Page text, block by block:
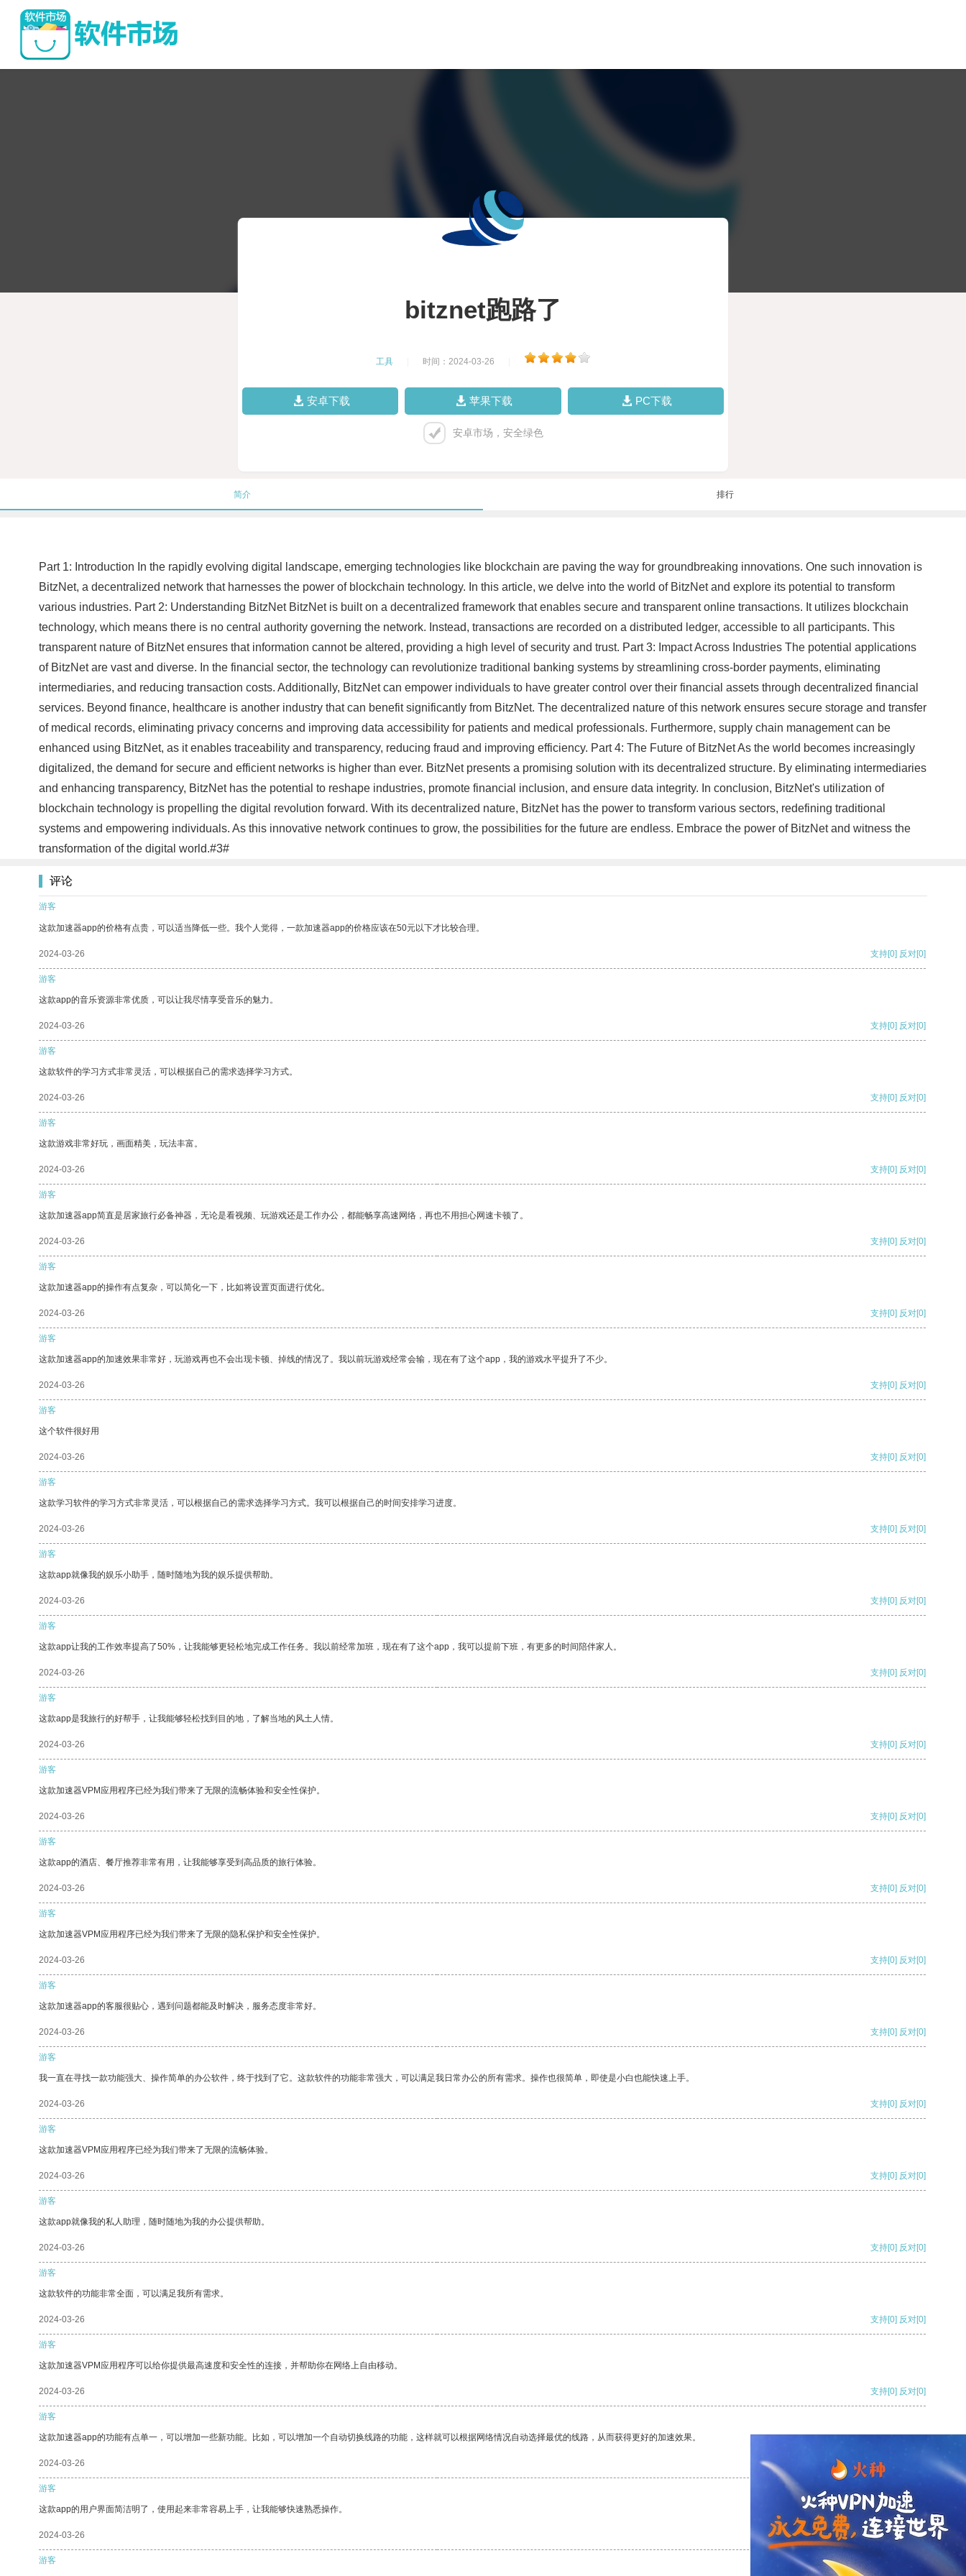
bitznet跑路了
工具 时间：2024-03-26
安卓下载 苹果下载 PC下载
安卓市场，安全绿色
简介 排行
Part 1: Introduction In the rapidly evolving digital landscape, emerging technologies like blockchain are paving the way for groundbreaking innovations. One such innovation is
BitzNet, a decentralized network that harnesses the power of blockchain technology. In this article, we delve into the world of BitzNet and explore its potential to transform
various industries. Part 2: Understanding BitzNet BitzNet is built on a decentralized framework that enables secure and transparent online transactions. It utilizes blockchain
technology, which means there is no central authority governing the network. Instead, transactions are recorded on a distributed ledger, accessible to all participants. This
transparent nature of BitzNet ensures that information cannot be altered, providing a high level of security and trust. Part 3: Impact Across Industries The potential applications
of BitzNet are vast and diverse. In the financial sector, the technology can revolutionize traditional banking systems by streamlining cross-border payments, eliminating
intermediaries, and reducing transaction costs. Additionally, BitzNet can empower individuals to have greater control over their financial assets through decentralized financial
services. Beyond finance, healthcare is another industry that can benefit significantly from BitzNet. The decentralized nature of this network ensures secure storage and transfer
of medical records, eliminating privacy concerns and improving data accessibility for patients and medical professionals. Furthermore, supply chain management can be
enhanced using BitzNet, as it enables traceability and transparency, reducing fraud and improving efficiency. Part 4: The Future of BitzNet As the world becomes increasingly
digitalized, the demand for secure and efficient networks is higher than ever. BitzNet presents a promising solution with its decentralized structure. By eliminating intermediaries
and enhancing transparency, BitzNet has the potential to reshape industries, promote financial inclusion, and ensure data integrity. In conclusion, BitzNet's utilization of
blockchain technology is propelling the digital revolution forward. With its decentralized nature, BitzNet has the power to transform various sectors, redefining traditional
systems and empowering individuals. As this innovative network continues to grow, the possibilities for the future are endless. Embrace the power of BitzNet and witness the
transformation of the digital world.#3#
评论
游客
这款加速器app的价格有点贵，可以适当降低一些。我个人觉得，一款加速器app的价格应该在50元以下才比较合理。
2024-03-26 支持[0] 反对[0]
游客
这款app的音乐资源非常优质，可以让我尽情享受音乐的魅力。
2024-03-26 支持[0] 反对[0]
游客
这款软件的学习方式非常灵活，可以根据自己的需求选择学习方式。
2024-03-26 支持[0] 反对[0]
游客
这款游戏非常好玩，画面精美，玩法丰富。
2024-03-26 支持[0] 反对[0]
游客
这款加速器app简直是居家旅行必备神器，无论是看视频、玩游戏还是工作办公，都能畅享高速网络，再也不用担心网速卡顿了。
2024-03-26 支持[0] 反对[0]
游客
这款加速器app的操作有点复杂，可以简化一下，比如将设置页面进行优化。
2024-03-26 支持[0] 反对[0]
游客
这款加速器app的加速效果非常好，玩游戏再也不会出现卡顿、掉线的情况了。我以前玩游戏经常会输，现在有了这个app，我的游戏水平提升了不少。
2024-03-26 支持[0] 反对[0]
游客
这个软件很好用
2024-03-26 支持[0] 反对[0]
游客
这款学习软件的学习方式非常灵活，可以根据自己的需求选择学习方式。我可以根据自己的时间安排学习进度。
2024-03-26 支持[0] 反对[0]
游客
这款app就像我的娱乐小助手，随时随地为我的娱乐提供帮助。
2024-03-26 支持[0] 反对[0]
游客
这款app让我的工作效率提高了50%，让我能够更轻松地完成工作任务。我以前经常加班，现在有了这个app，我可以提前下班，有更多的时间陪伴家人。
2024-03-26 支持[0] 反对[0]
游客
这款app是我旅行的好帮手，让我能够轻松找到目的地，了解当地的风土人情。
2024-03-26 支持[0] 反对[0]
游客
这款加速器VPM应用程序已经为我们带来了无限的流畅体验和安全性保护。
2024-03-26 支持[0] 反对[0]
游客
这款app的酒店、餐厅推荐非常有用，让我能够享受到高品质的旅行体验。
2024-03-26 支持[0] 反对[0]
游客
这款加速器VPM应用程序已经为我们带来了无限的隐私保护和安全性保护。
2024-03-26 支持[0] 反对[0]
游客
这款加速器app的客服很贴心，遇到问题都能及时解决，服务态度非常好。
2024-03-26 支持[0] 反对[0]
游客
我一直在寻找一款功能强大、操作简单的办公软件，终于找到了它。这款软件的功能非常强大，可以满足我日常办公的所有需求。操作也很简单，即使是小白也能快速上手。
2024-03-26 支持[0] 反对[0]
游客
这款加速器VPM应用程序已经为我们带来了无限的流畅体验。
2024-03-26 支持[0] 反对[0]
游客
这款app就像我的私人助理，随时随地为我的办公提供帮助。
2024-03-26 支持[0] 反对[0]
游客
这款软件的功能非常全面，可以满足我所有需求。
2024-03-26 支持[0] 反对[0]
游客
这款加速器VPM应用程序可以给你提供最高速度和安全性的连接，并帮助你在网络上自由移动。
2024-03-26 支持[0] 反对[0]
游客
这款加速器app的功能有点单一，可以增加一些新功能。比如，可以增加一个自动切换线路的功能，这样就可以根据网络情况自动选择最优的线路，从而获得更好的加速效果。
2024-03-26 支持
游客
这款app的用户界面简洁明了，使用起来非常容易上手，让我能够快速熟悉操作。
2024-03-26 支持[0] 反对[0]
游客